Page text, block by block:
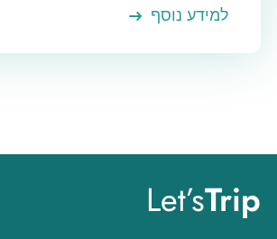
למידע נוסף
Let’sTrip